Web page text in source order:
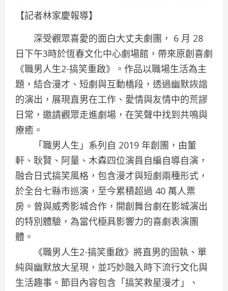
【記者林家慶報導】
深受觀眾喜愛的面白大丈夫劇團， 6 月 28
日下午3時於恆春文化中心劇場館，帶來原創喜劇
《職男人生2-搞笑重啟》。作品以職場生活為主
題，結合漫才、短劇與互動橋段，透過幽默詼諧
的演出，展現直男在工作、愛情與友情中的荒謬
日常，邀請觀眾走進劇場，在笑聲中找到共鳴與
療癒。
「職男人生」系列自 2019 年創團，由董
軒、耿賢、阿量、木森四位演員自編自導自演，
融合日式搞笑風格，包含漫才與短劇兩種形式，
於全台七縣市巡演，至今累積超過 40 萬人票
房。曾與威秀影城合作，開創舞台劇在影城演出
的特別體驗，為當代極具影響力的喜劇表演團
體。
《職男人生2-搞笑重啟》將直男的固執、單
純與幽默放大呈現，並巧妙融入時下流行文化與
生活趣事。節目內容包含「搞笑救星漫才」、